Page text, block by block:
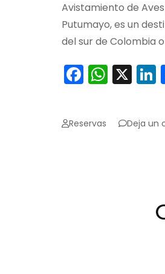
Avistamiento de
Putumayo, es un
del sur de Colombia
X
Reservas Deja un